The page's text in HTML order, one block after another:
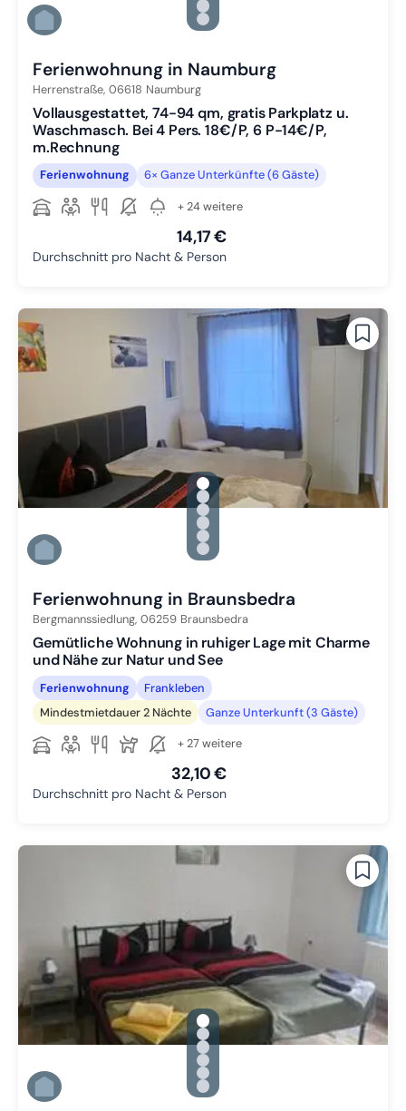
Zu Slide 4 wechseln
Zu Slide 5 wechseln
Zu Slide 6 wechseln
Ferienwohnung in Naumburg
Herrenstraße, 06618 Naumburg
Vollausgestattet, 74-94 qm, gratis Parkplatz u.
Waschmasch. Bei 4 Pers. 18€/P, 6 P-14€/P,
m.Rechnung
Ferienwohnung 6× Ganze Unterkünfte (6 Gäste)
+ 24 weitere
14,17 €
Durchschnitt pro Nacht & Person
gallery.slide_selector
Zu Slide 1 wechseln
Zu Slide 2 wechseln
Zu Slide 3 wechseln
Zu Slide 4 wechseln
Zu Slide 5 wechseln
Zu Slide 6 wechseln
Ferienwohnung in Braunsbedra
Bergmannssiedlung, 06259 Braunsbedra
Gemütliche Wohnung in ruhiger Lage mit Charme
und Nähe zur Natur und See
Ferienwohnung
Frankleben
Mindestmietdauer 2 Nächte
Ganze Unterkunft (3 Gäste)
+ 27 weitere
32,10 €
Durchschnitt pro Nacht & Person
gallery.slide_selector
Zu Slide 1 wechseln
Zu Slide 2 wechseln
Zu Slide 3 wechseln
Zu Slide 4 wechseln
Zu Slide 5 wechseln
Zu Slide 6 wechseln